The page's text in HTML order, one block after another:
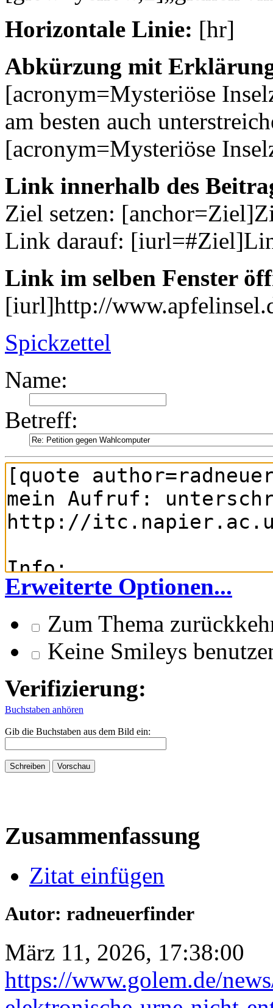
Horizontale Linie: [hr]
Abkürzung mit
[acronym=Mysteriöse
am besten auch
[acronym=Mysteriöse
Link innerhalb des
Ziel setzen:
Link darauf:
Link im selben Fenster
[iurl]http://
Spickzettel
Name:
Betreff:
Erweiterte Optionen...
Zum Thema
Keine Smileys
Verifizierung:
Buchstaben anhören
Gib die Buchstaben aus dem Bild ein:
Zusammenfassung
Zitat einfügen
Autor: radneuerfinder
März 11, 2026, 17:38:00
https://www.golem.de/